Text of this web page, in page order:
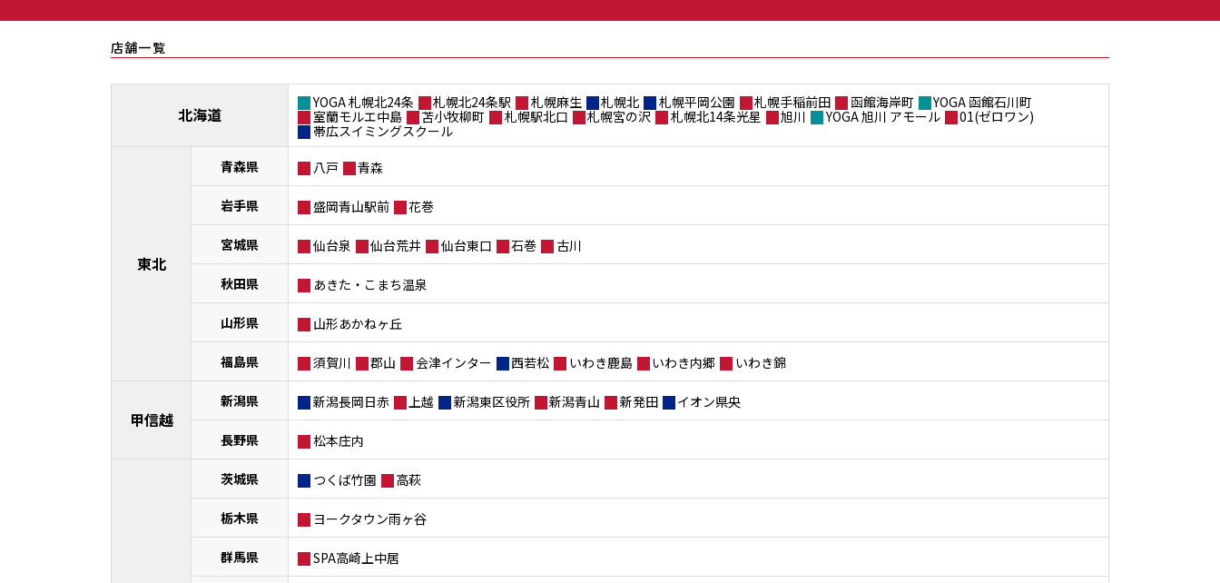
店舗一覧
北海道
YOGA 札幌北24条 札幌北24条駅 札幌麻生 札幌北 札幌平岡公園 札幌手稲前田 函館海岸町
YOGA 函館石川町
室蘭モルエ中島
苫小牧柳町 札幌駅北口 札幌宮の沢 札幌北14条光星 旭川 YOGA 旭川 アモール
01(ゼロワン)
帯広スイミングスクール
東北
青森県 八戸 青森
岩手県 盛岡青山駅前 花巻
宮城県 仙台泉 仙台荒井 仙台東口 石巻 古川
秋田県 あきた・こまち温泉
山形県 山形あかねヶ丘
福島県 須賀川 郡山 会津インター 西若松 いわき鹿島 いわき内郷 いわき錦
甲信越
新潟県 新潟長岡日赤 上越 新潟東区役所 新潟青山 新発田 イオン県央
長野県 松本庄内
茨城県 つくば竹園 高萩
栃木県 ヨークタウン雨ヶ谷
群馬県 SPA高崎上中居